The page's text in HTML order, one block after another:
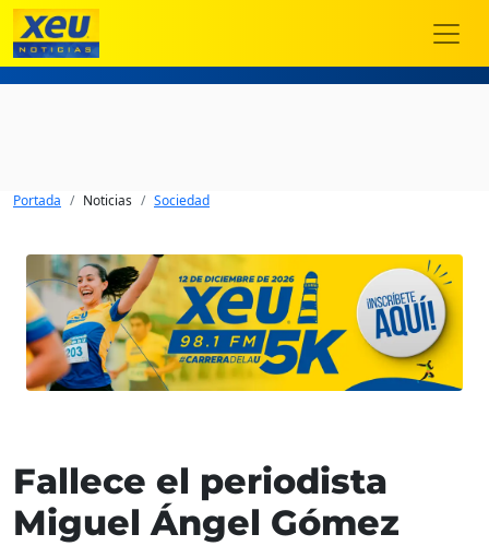
Portada Noticias Sociedad
Fallece el periodista
Miguel Ángel Gómez